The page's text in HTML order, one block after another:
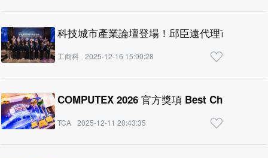
科技城市產業論壇登場！邱臣遠代理市長：AI
工商科 2025-12-16 15:00:28
COMPUTEX 2026 官方獎項 Best Choice
TCA 2025-12-11 20:43:35